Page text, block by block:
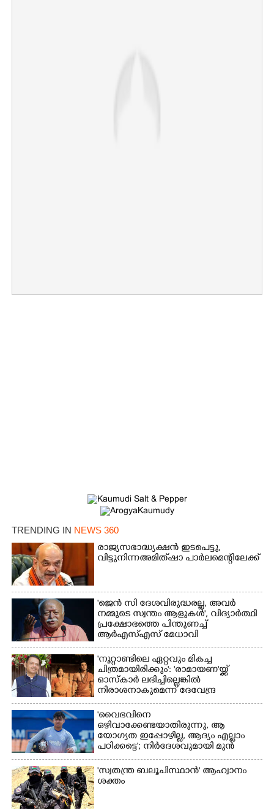
TRENDING IN NEWS 360
രാജ്യസഭാദ്ധ്യക്ഷൻ ഇടപെട്ടു,
വിട്ടുനിന്ന അമിത് ഷാ പാർലമെന്റിലേക്ക്
'ജെൻ സി ദേശവിരുദ്ധരല്ല, അവർ
നമ്മുടെ സ്വന്തം ആളുകൾ', വിദ്യാർത്ഥി
പ്രക്ഷോഭത്തെ പിന്തുണച്ച്
ആർഎസ്‌എസ് മേധാവി
'നൂറ്റാണ്ടിലെ ഏറ്റവും മികച്ച
ചിത്രമായിരിക്കും': 'രാമായണ'യ്ക്ക്
ഓസ്കാ‌ർ ലഭിച്ചില്ലെങ്കിൽ
നിരാശനാകുമെന്ന് ദേവേന്ദ്ര
ഫഡ്നാവിസ്
'വൈഭവിനെ
ഒഴിവാക്കേണ്ടയാതിരുന്നു,​ ആ
യോഗ്യത ഇപ്പോഴില്ല, ആദ്യം എല്ലാം
പഠിക്കട്ടെ'; നിർദേശവുമായി മുൻ
ക്രിക്കറ്റ് താരം
'സ്വതന്ത്ര ബലൂചിസ്ഥാൻ' ആഹ്വാനം
ശക്തം